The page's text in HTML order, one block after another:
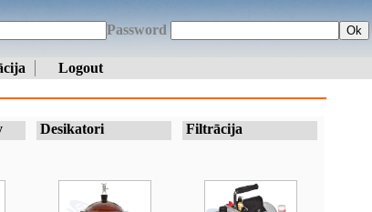
Password Ok
Logout
Desikatori Filtrācija